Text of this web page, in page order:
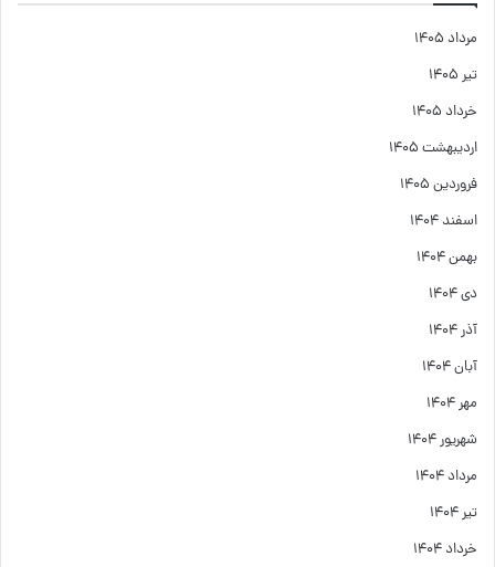
مرداد ۱۴۰۵
تیر ۱۴۰۵
خرداد ۱۴۰۵
اردیبهشت ۱۴۰۵
فروردین ۱۴۰۵
اسفند ۱۴۰۴
بهمن ۱۴۰۴
دی ۱۴۰۴
آذر ۱۴۰۴
آبان ۱۴۰۴
مهر ۱۴۰۴
شهریور ۱۴۰۴
مرداد ۱۴۰۴
تیر ۱۴۰۴
خرداد ۱۴۰۴